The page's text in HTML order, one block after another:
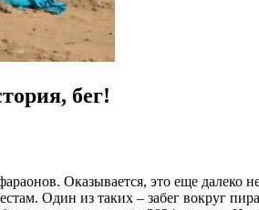
бег!
Оказывается, это еще далеко
Один из таких – забег вокруг